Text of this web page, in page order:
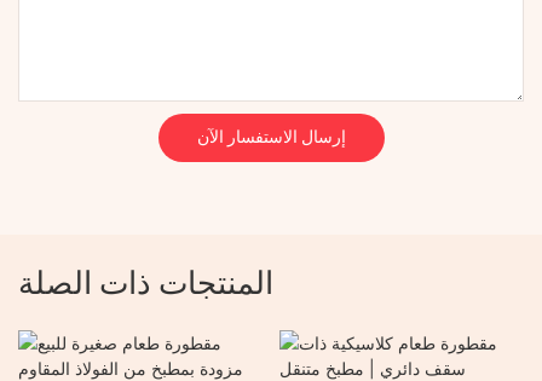
إرسال الاستفسار الآن
المنتجات ذات الصلة